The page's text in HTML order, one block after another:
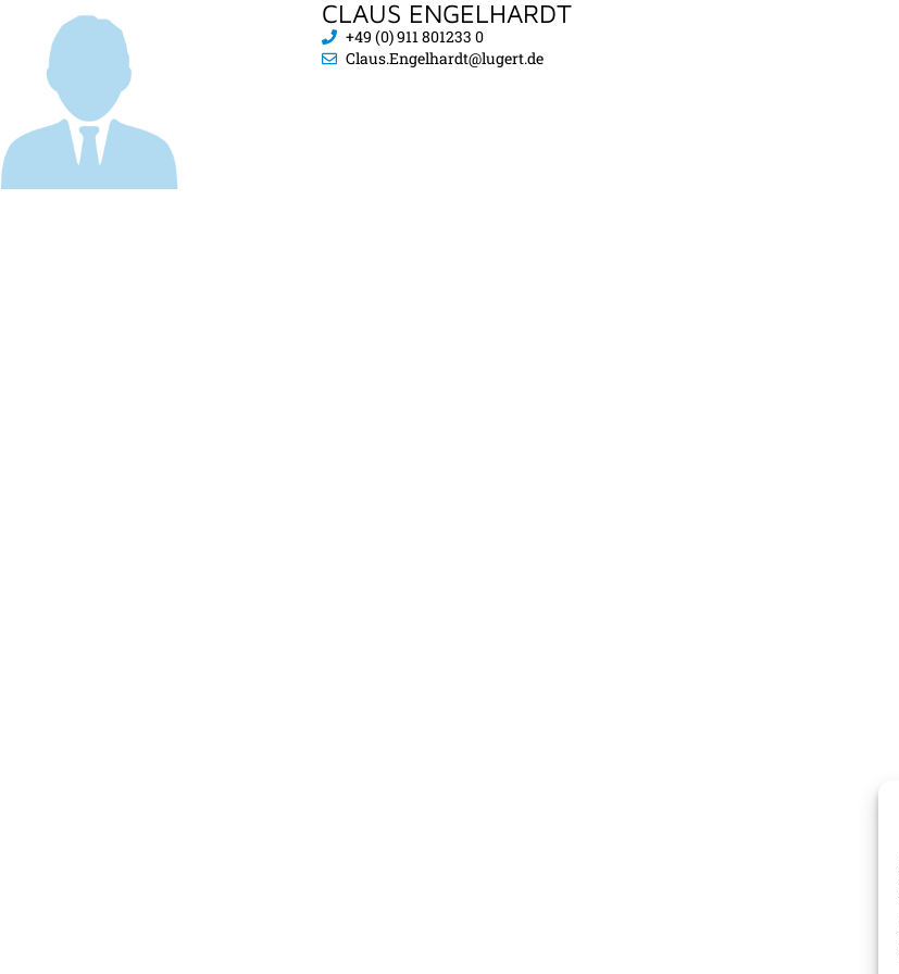
CLAUS ENGELHARDT
+49 (0) 911 801233 0
Claus.Engelhardt@lugert.de